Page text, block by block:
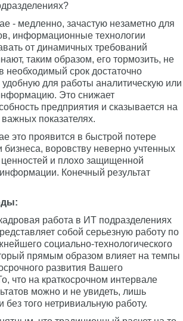
- медленно, зачастую незаметно для
информационные технологии
от динамичных требований
таким образом, его тормозить, не
необходимый срок достаточно
для работы аналитическую или
Это снижает
предприятия и сказывается на
показателях.
это проявится в быстрой потере
бизнеса, воровству неверно учтенных
и плохо защищенной
Конечный результат
работа в ИТ подразделениях
собой серьезную работу по
социально-технологического
прямым образом влияет на темпы
развития Вашего
что на краткосрочном интервале
можно и не увидеть, лишь
без того нетривиальную работу.